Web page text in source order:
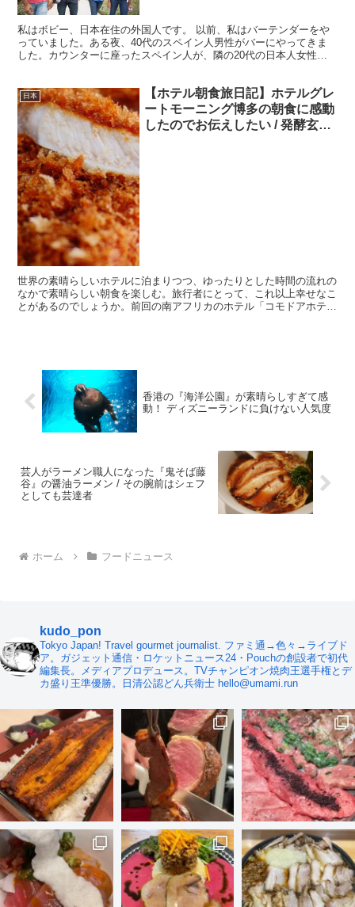
私はボビー、日本在住の外国人です。 以前、私はバーテンダーをや
っていました。ある夜、40代のスペイン人男性がバーにやってきま
した。カウンターに座ったスペイン人が、隣の20代の日本人女性に
日本
【ホテル朝食旅日記】ホテルグレ
ートモーニング博多の朝食に感動
したのでお伝えしたい / 発酵玄米
世界の素晴らしいホテルに泊まりつつ、ゆったりとした時間の流れの
なかで素晴らしい朝食を楽しむ。旅行者にとって、これ以上幸せなこ
とがあるのでしょうか。前回の南アフリカのホテル「コモドアホテ
香港の『海洋公園』が素晴らしすぎて感
動！ ディズニーランドに負けない人気度
芸人がラーメン職人になった『鬼そば藤
谷』の醤油ラーメン / その腕前はシェフ
としても芸達者
ホーム フードニュース
kudo_pon
Tokyo Japan! Travel gourmet journalist. ファミ通→色々→ライブド
ア。ガジェット通信・ロケットニュース24・Pouchの創設者で初代
編集長。メディアプロデュース。TVチャンピオン焼肉王選手権とデ
カ盛り王準優勝。日清公認どん兵衛士 hello@umami.run